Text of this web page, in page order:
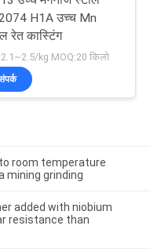
H1A उच्च Mn
रेत कास्टिंग
kg MOQ:20 किलो
room temperature
mining grinding
added with niobium
resistance than